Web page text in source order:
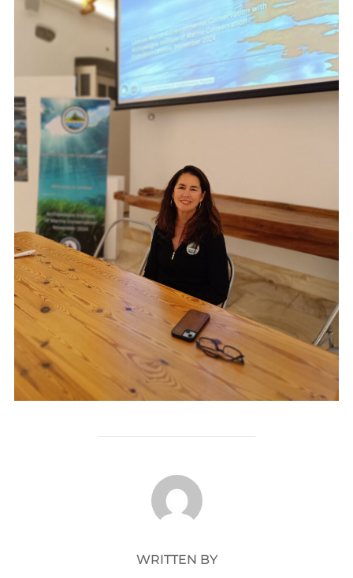
POST AUTHOR
WRITTEN BY